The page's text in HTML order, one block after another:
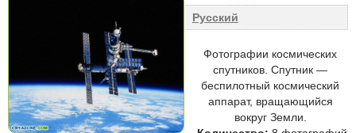
Русский
Фотографии космических
спутников. Спутник —
беспилотный космический
аппарат, вращающийся
вокруг Земли.